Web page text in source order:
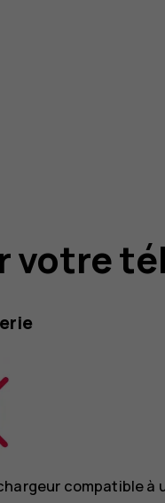
votre
compatible à